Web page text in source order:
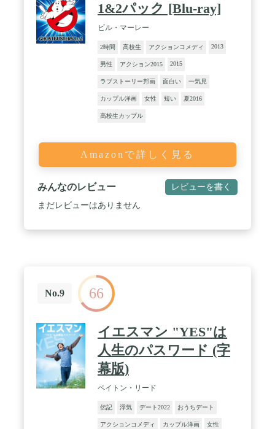
1&2パック [Blu-ray]
ビル・マーレー
2時間 高校生 アクションコメディ 2013
男性 アクション2015 2015
ラブストーリー邦画 面白い 一気見
カップル洋画 女性 短い 夏2016
高校生カップル
Amazonで詳しく見る
みんなのレビュー レビューを書く
まだレビューはありません
No.9 66
イエスマン "YES"は
人生のパスワード (字
幕版)
ペイトン・リード
伝記 浮気 デート2022 おうちデート
アクションコメディ カップル洋画 女性